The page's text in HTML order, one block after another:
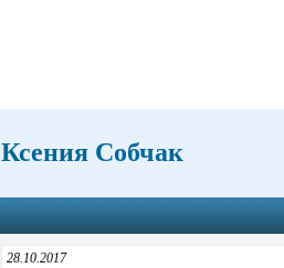
Ксения Собчак
28.10.2017